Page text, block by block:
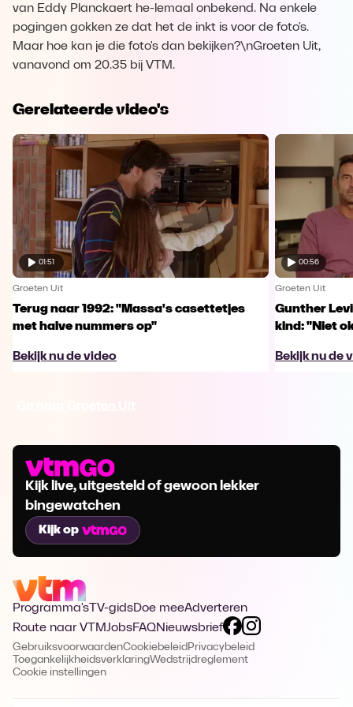
van Eddy Planckaert he-lemaal onbekend. Na enkele
pogingen gokken ze dat het de inkt is voor de foto's.
Maar hoe kan je die foto's dan bekijken?\nGroeten Uit,
vanavond om 20.35 bij VTM.
Gerelateerde video's
01:51
Groeten Uit
Terug naar 1992: "Massa's casettetjes
met halve nummers op"
Bekijk nu de video
00:56
Groeten Uit
Gunther
kind: "Niet
Bekijk nu de
Kijk live, uitgesteld of gewoon lekker
bingewatchen
Kijk op
Programma's TV-gidsDoe meeAdverteren
Route naar VTMJobsFAQNieuwsbrief
GebruiksvoorwaardenCookiebeleid Privacybeleid
ToegankelijkheidsverklaringWedstrijdreglement
Cookie instellingen